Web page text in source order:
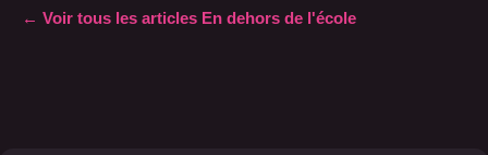
← Voir tous les articles En dehors de l'école